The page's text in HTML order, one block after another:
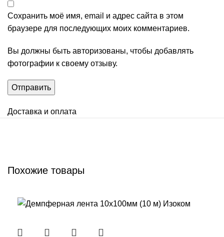
Сохранить моё имя, email и адрес сайта в этом
браузере для последующих моих комментариев.
Вы должны быть авторизованы, чтобы добавлять
фотографии к своему отзыву.
Доставка и оплата
Похожие товары